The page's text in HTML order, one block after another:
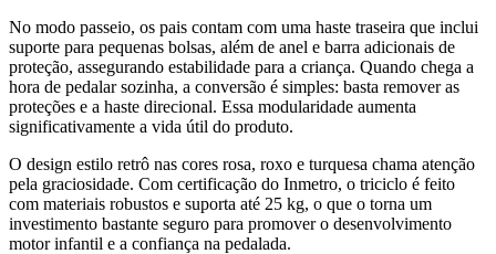
No modo passeio, os pais contam com uma haste traseira que inclui
suporte para pequenas bolsas, além de anel e barra adicionais de
proteção, assegurando estabilidade para a criança. Quando chega a
hora de pedalar sozinha, a conversão é simples: basta remover as
proteções e a haste direcional. Essa modularidade aumenta
significativamente a vida útil do produto.
O design estilo retrô nas cores rosa, roxo e turquesa chama atenção
pela graciosidade. Com certificação do Inmetro, o triciclo é feito
com materiais robustos e suporta até 25 kg, o que o torna um
investimento bastante seguro para promover o desenvolvimento
motor infantil e a confiança na pedalada.